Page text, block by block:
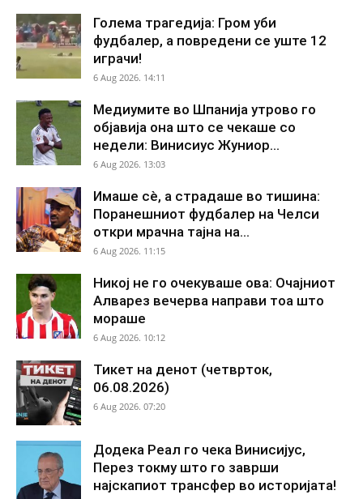
Голема трагедија: Гром уби
фудбалер, а повредени се уште 12
играчи!
6 Aug 2026. 14:11
Медиумите во Шпанија утрово го
објавија она што се чекаше со
недели: Винисиус Жуниор...
6 Aug 2026. 13:03
Имаше сè, а страдаше во тишина:
Поранешниот фудбалер на Челси
откри мрачна тајна на...
6 Aug 2026. 11:15
Никој не го очекуваше ова: Очајниот
Алварез вечерва направи тоа што
мораше
6 Aug 2026. 10:12
Тикет на денот (четврток,
06.08.2026)
6 Aug 2026. 07:20
Додека Реал го чека Винисијус,
Перез токму што го заврши
најскапиот трансфер во историјата!